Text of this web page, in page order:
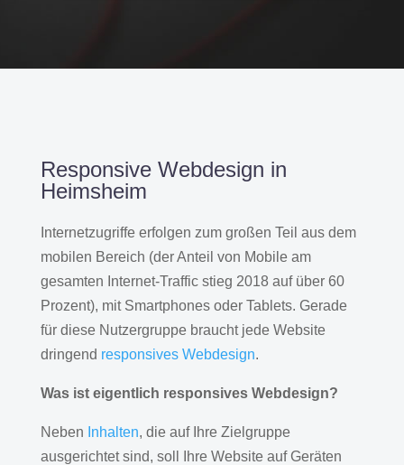
Responsive Webdesign in
Heimsheim
Internetzugriffe erfolgen zum großen Teil aus dem
mobilen Bereich (der Anteil von Mobile am
gesamten Internet-Traffic stieg 2018 auf über 60
Prozent), mit Smartphones oder Tablets. Gerade
für diese Nutzergruppe braucht jede Website
dringend responsives Webdesign.
Was ist eigentlich responsives Webdesign?
Neben Inhalten, die auf Ihre Zielgruppe
ausgerichtet sind, soll Ihre Website auf Geräten